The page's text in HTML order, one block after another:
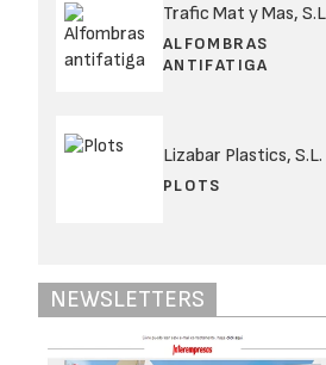
Trafic Mat y Mas,
ALFOMBRAS
ANTIFATIGA
Lizabar Plastics, S.L.
PLOTS
NEWSLETTERS